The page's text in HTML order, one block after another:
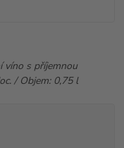
víno s příjemnou
/ Objem: 0,75 l